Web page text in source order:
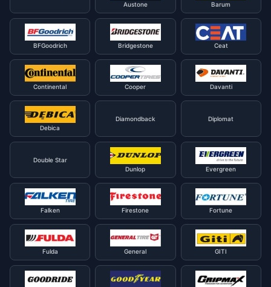
Austone
Barum
BFGoodrich Bridgestone Ceat
Continental Cooper Davanti
Debica
Diamondback Diplomat
Double Star
Dunlop
Evergreen
Falken Firestone Fortune
Fulda General GITI